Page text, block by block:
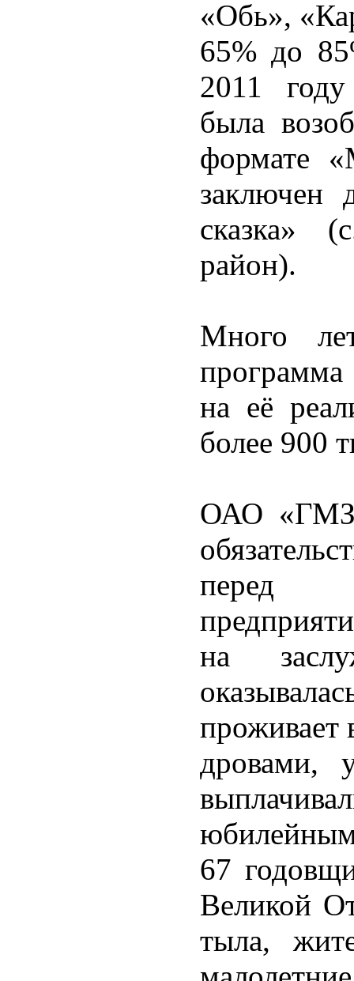
«Обь»,
65% до
2011
была
формате
заключен
сказка»
район).
Много
программа
на её
более 900
ОАО
перед
на
проживает
дровами,
67
Великой
тыла,